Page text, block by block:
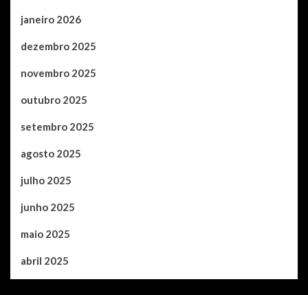
janeiro 2026
dezembro 2025
novembro 2025
outubro 2025
setembro 2025
agosto 2025
julho 2025
junho 2025
maio 2025
abril 2025